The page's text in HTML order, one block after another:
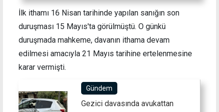
İlk ithamı 16 Nisan tarihinde yapılan sanığın son
duruşması 15 Mayıs'ta görülmüştü. O günkü
duruşmada mahkeme, davanın ithama devam
edilmesi amacıyla 21 Mayıs tarihine ertelenmesine
karar vermişti.
Gündem
Gezici davasında avukattan